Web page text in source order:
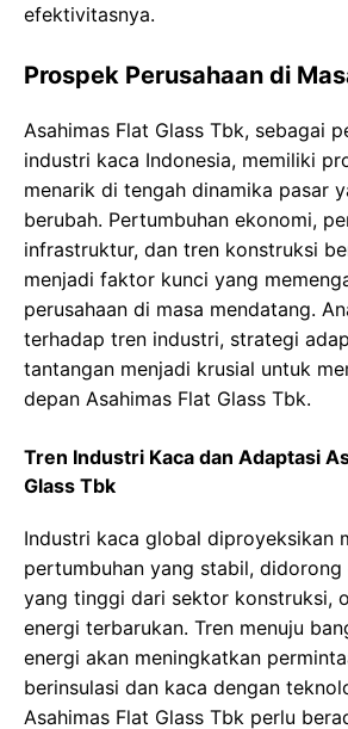
efektivitasnya.
Prospek Perusahaan di
Asahimas Flat Glass Tbk, sebagai
industri kaca Indonesia, memiliki
menarik di tengah dinamika pasar
berubah. Pertumbuhan ekonomi,
infrastruktur, dan tren konstruksi
menjadi faktor kunci yang
perusahaan di masa mendatang.
terhadap tren industri, strategi
tantangan menjadi krusial untuk
depan Asahimas Flat Glass Tbk.
Tren Industri Kaca dan Adaptasi
Glass Tbk
Industri kaca global diproyeksikan
pertumbuhan yang stabil,
yang tinggi dari sektor konstruksi,
energi terbarukan. Tren menuju
energi akan meningkatkan
berinsulasi dan kaca dengan
Asahimas Flat Glass Tbk perlu